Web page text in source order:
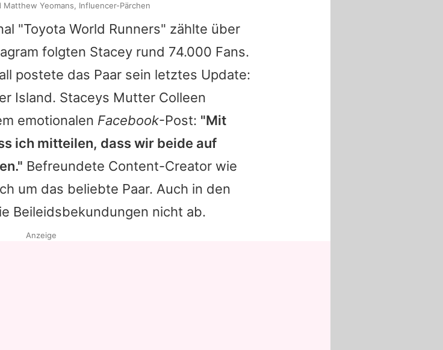
"Toyota World Runners" zählte über
folgten Stacey rund 74.000 Fans.
postete das Paar sein letztes Update:
Island. Staceys Mutter Colleen
emotionalen Facebook-Post: "Mit
ich mitteilen, dass wir beide auf
Befreundete Content-Creator wie
um das beliebte Paar. Auch in den
Beileidsbekundungen nicht ab.
Matthew Yeomans, Influencer-Pärchen
Anzeige